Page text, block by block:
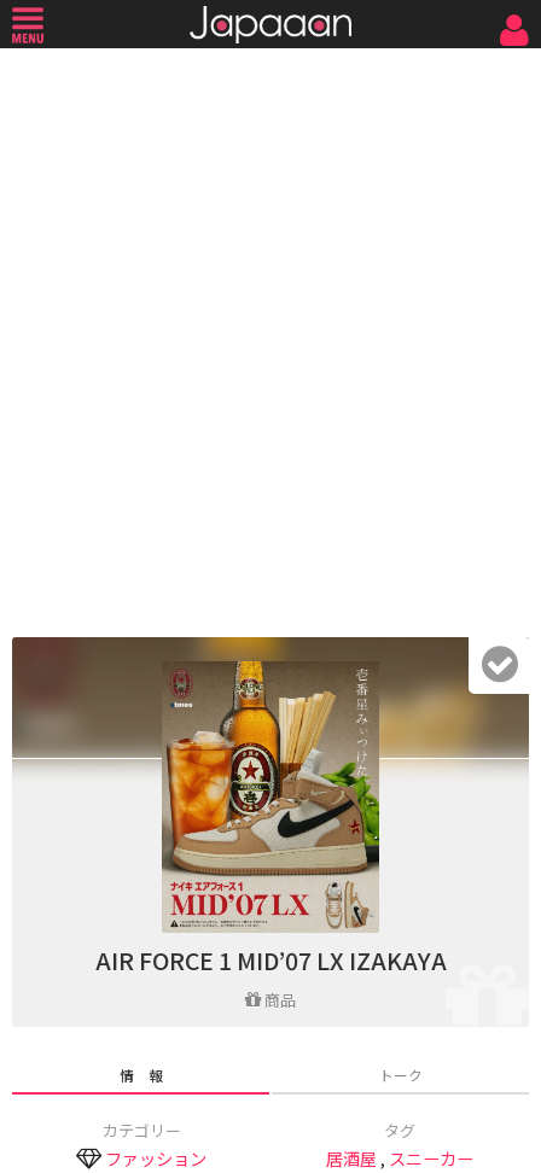
AIR FORCE 1 MID’07 LX IZAKAYA
商品
情 報 トーク
カテゴリー
ファッション
タグ
居酒屋 , スニーカー